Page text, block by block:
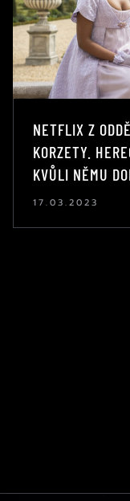
NETFLIX Z
KORZETY.
KVŮLI NĚMU
17.03.2023